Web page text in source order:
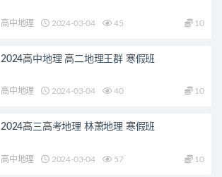
高中地理 2024-03-04 45 10
2024高中地理 高二地理王群 寒假班
高中地理 2024-03-04 40 10
2024高三高考地理 林萧地理 寒假班
高中地理 2024-03-04 57 10